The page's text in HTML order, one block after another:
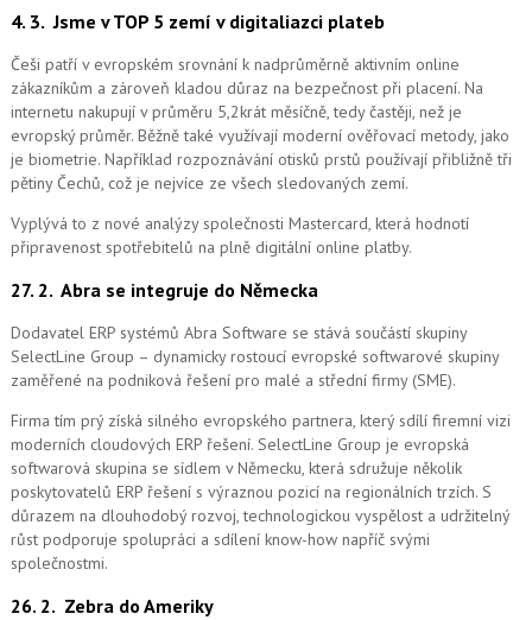
4. 3.Jsme v TOP 5 zemí v digitaliazci plateb
Češi patří v evropském srovnání k nadprůměrně aktivním online
zákazníkům a zároveň kladou důraz na bezpečnost při placení. Na
internetu nakupují v průměru 5,2krát měsíčně, tedy častěji, než je
evropský průměr. Běžně také využívají moderní ověřovací metody, jako
je biometrie. Například rozpoznávání otisků prstů používají přibližně tři
pětiny Čechů, což je nejvíce ze všech sledovaných zemí.
Vyplývá to z nové analýzy společnosti Mastercard, která hodnotí
připravenost spotřebitelů na plně digitální online platby.
27. 2. Abra se integruje do Německa
Dodavatel ERP systémů Abra Software se stává součástí skupiny
SelectLine Group – dynamicky rostoucí evropské softwarové skupiny
zaměřené na podniková řešení pro malé a střední firmy (SME).
Firma tím prý získá silného evropského partnera, který sdílí firemní vizi
moderních cloudových ERP řešení. SelectLine Group je evropská
softwarová skupina se sídlem v Německu, která sdružuje několik
poskytovatelů ERP řešení s výraznou pozicí na regionálních trzích. S
důrazem na dlouhodobý rozvoj, technologickou vyspělost a udržitelný
růst podporuje spolupráci a sdílení know-how napříč svými
společnostmi.
26. 2. Zebra do Ameriky